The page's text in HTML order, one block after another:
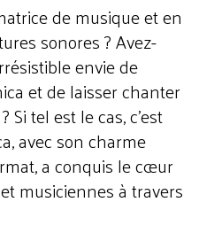
de musique et en
sonores ? Avez-
envie de
et de laisser chanter
Si tel est le cas, c'est
avec son charme
a conquis le cœur
musiciennes à travers